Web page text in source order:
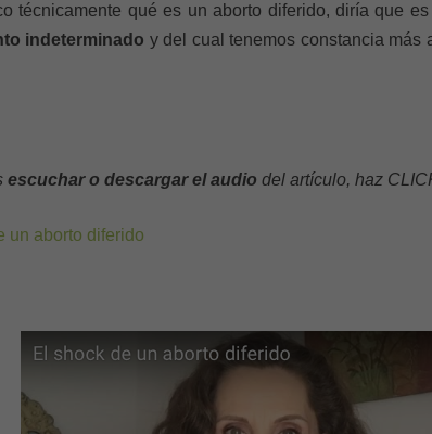
técnicamente qué es un aborto diferido, diría que
indeterminado y del cual tenemos constancia más
escuchar o descargar el audio del artículo, haz
un aborto diferido